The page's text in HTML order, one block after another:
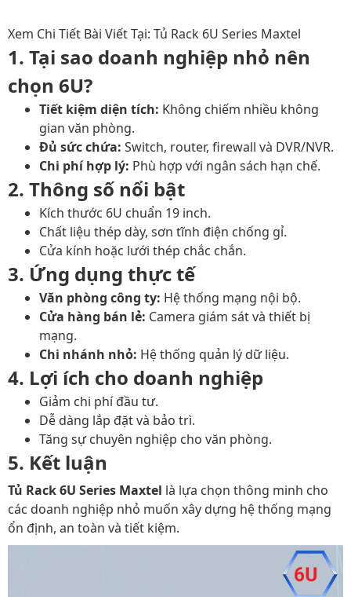
Xem Chi Tiết Bài Viết Tại: Tủ Rack 6U Series Maxtel
1. Tại sao doanh nghiệp nhỏ nên
chọn 6U?
Tiết kiệm diện tích: Không chiếm nhiều không
gian văn phòng.
Đủ sức chứa: Switch, router, firewall và DVR/NVR.
Chi phí hợp lý: Phù hợp với ngân sách hạn chế.
2. Thông số nổi bật
Kích thước 6U chuẩn 19 inch.
Chất liệu thép dày, sơn tĩnh điện chống gỉ.
Cửa kính hoặc lưới thép chắc chắn.
3. Ứng dụng thực tế
Văn phòng công ty: Hệ thống mạng nội bộ.
Cửa hàng bán lẻ: Camera giám sát và thiết bị
mạng.
Chi nhánh nhỏ: Hệ thống quản lý dữ liệu.
4. Lợi ích cho doanh nghiệp
Giảm chi phí đầu tư.
Dễ dàng lắp đặt và bảo trì.
Tăng sự chuyên nghiệp cho văn phòng.
5. Kết luận
Tủ Rack 6U Series Maxtel là lựa chọn thông minh cho
các doanh nghiệp nhỏ muốn xây dựng hệ thống mạng
ổn định, an toàn và tiết kiệm.